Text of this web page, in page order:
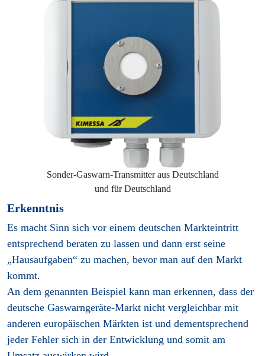
Sonder-Gaswarn-Transmitter aus Deutschland
und für Deutschland
Erkenntnis
Es macht Sinn sich vor einem deutschen Markteintritt
entsprechend beraten zu lassen und dann erst seine
„Hausaufgaben“ zu machen, bevor man auf den Markt
kommt.
An dem genannten Beispiel kann man erkennen, dass der
deutsche Gaswarngeräte-Markt nicht vergleichbar mit
anderen europäischen Märkten ist und dementsprechend
jeder Fehler sich in der Entwicklung und somit am